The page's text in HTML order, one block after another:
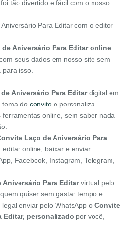
tão divertido e fácil com o nosso
Para Editar com o editor
Aniversário Para Editar online
seus dados em nosso site sem
isso.
Aniversário Para Editardigital em
tema do convite e personaliza
online, sem saber nada
Laço de Aniversário Para
online, baixar e enviar
Facebook, Instagram, Telegram,
Aniversário Para Editarvirtual pelo
quiser sem gastar tempo e
enviar pelo WhatsApp o Convite
Editar, personalizado por você,